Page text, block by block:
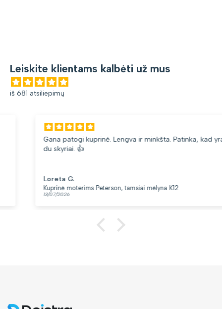
Leiskite klientams kalbėti už mus
iš 681 atsiliepimų
Gana patogi kuprinė. Lengva ir minkšta. Patinka, kad yra
du skyriai. 👍
Loreta G.
Kuprinė moterims Peterson, tamsiai mėlyna K12
13/07/2026